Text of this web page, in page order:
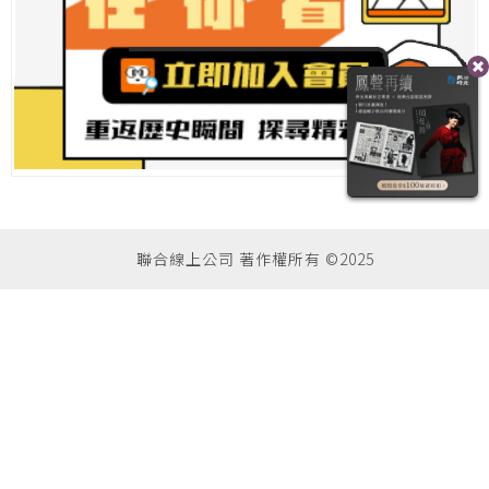
聯合線上公司 著作權所有 ©2025